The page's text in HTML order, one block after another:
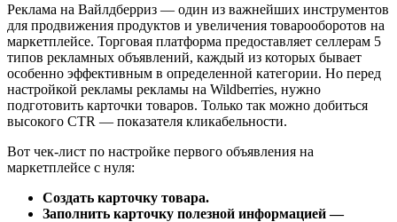
Реклама на Вайлдберриз — один из важнейших инструментов
для продвижения продуктов и увеличения товарооборотов на
маркетплейсе. Торговая платформа предоставляет селлерам 5
типов рекламных объявлений, каждый из которых бывает
особенно эффективным в определенной категории. Но перед
настройкой рекламы рекламы на Wildberries, нужно
подготовить карточки товаров. Только так можно добиться
высокого CTR — показателя кликабельности.
Вот чек-лист по настройке первого объявления на
маркетплейсе с нуля:
Создать карточку товара.
Заполнить карточку полезной информацией —